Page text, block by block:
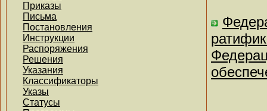
Приказы
Письма
Постановления
Инструкции
Распоряжения
Решения
Указания
Классификаторы
Указы
Статусы